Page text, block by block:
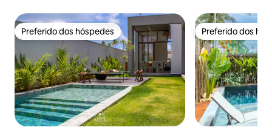
Preferido dos hóspedes
Preferido dos hóspedes Preferido dos
Preferido dos